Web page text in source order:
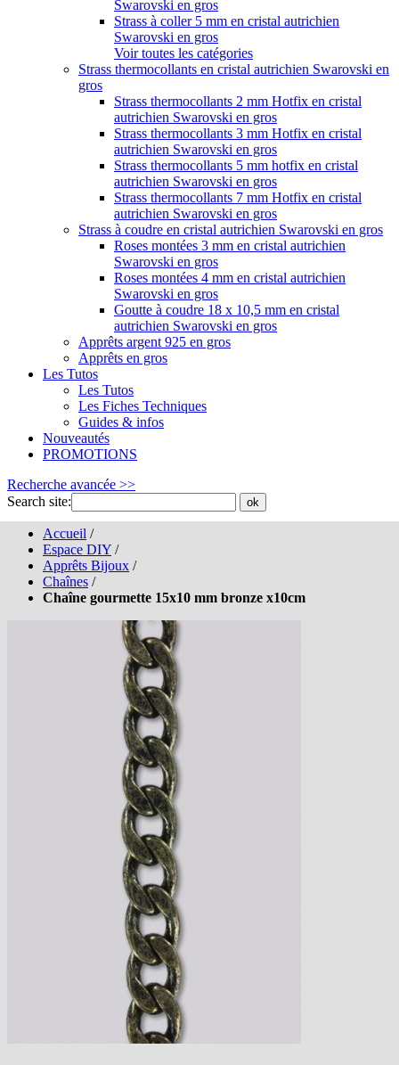
Swarovski en gros
Strass à coller 5 mm en cristal autrichien
Swarovski en gros
Voir toutes les catégories
Strass thermocollants en cristal autrichien Swarovski en
gros
Strass thermocollants 2 mm Hotfix en cristal
autrichien Swarovski en gros
Strass thermocollants 3 mm Hotfix en cristal
autrichien Swarovski en gros
Strass thermocollants 5 mm hotfix en cristal
autrichien Swarovski en gros
Strass thermocollants 7 mm Hotfix en cristal
autrichien Swarovski en gros
Strass à coudre en cristal autrichien Swarovski en gros
Roses montées 3 mm en cristal autrichien
Swarovski en gros
Roses montées 4 mm en cristal autrichien
Swarovski en gros
Goutte à coudre 18 x 10,5 mm en cristal
autrichien Swarovski en gros
Apprêts argent 925 en gros
Apprêts en gros
Les Tutos
Les Tutos
Les Fiches Techniques
Guides & infos
Nouveautés
PROMOTIONS
Recherche avancée >>
Search site:
ok
Accueil /
Espace DIY /
Apprêts Bijoux /
Chaînes /
Chaîne gourmette 15x10 mm bronze x10cm